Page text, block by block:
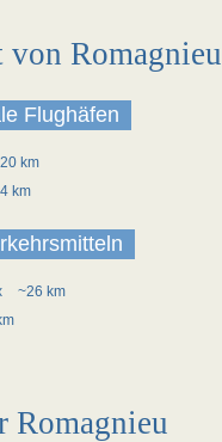
von Romagnieu
Flughäfen
km
km
~26 km
Romagnieu